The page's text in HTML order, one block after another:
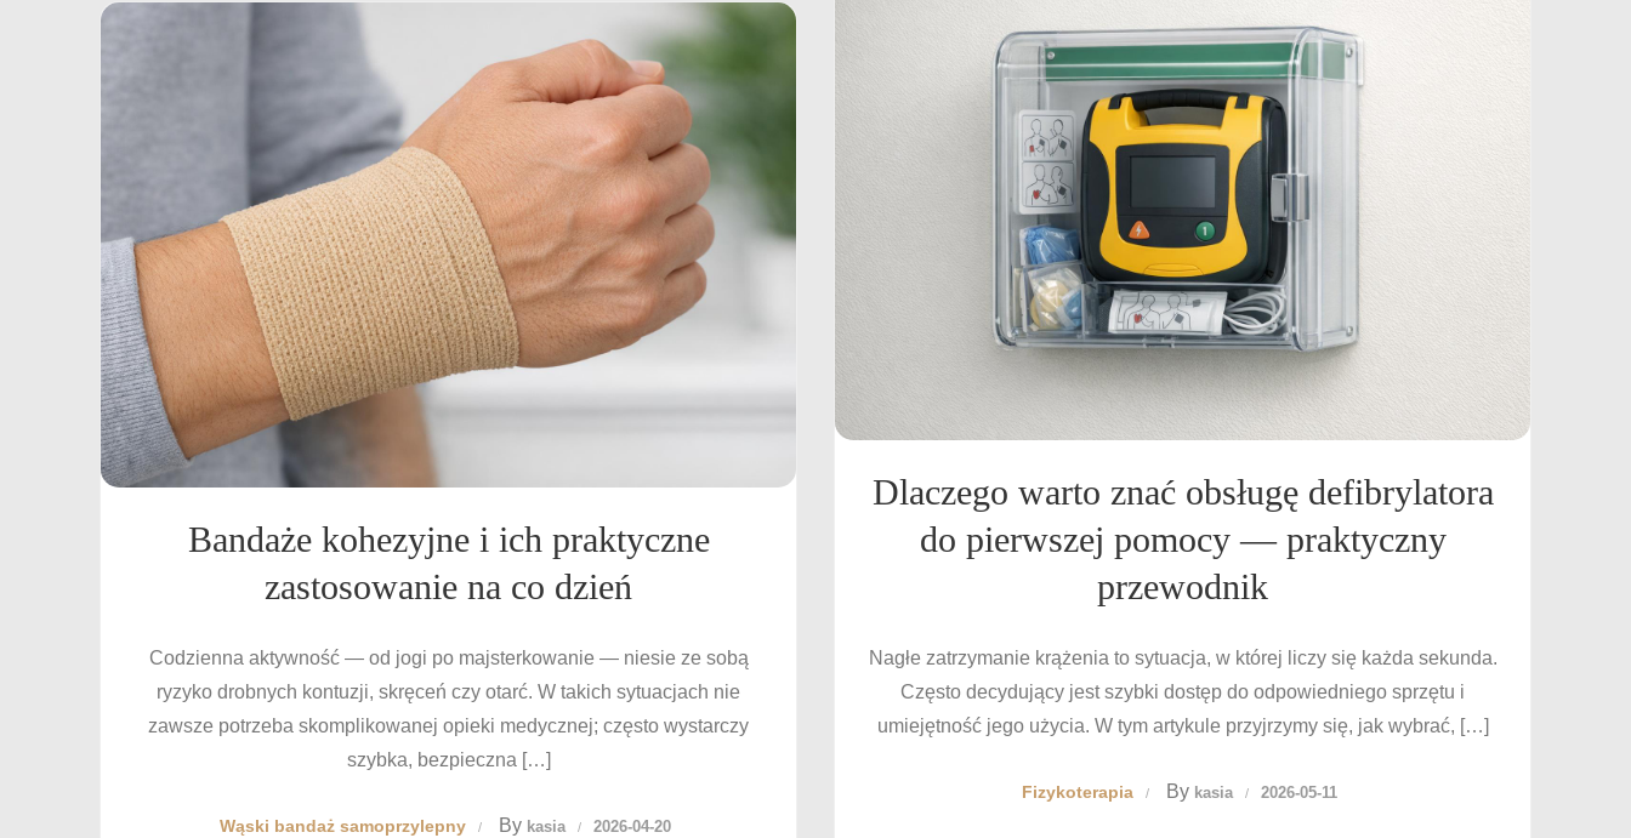
Dlaczego warto znać obsługę defibrylatora
do pierwszej pomocy — praktyczny
przewodnik
Nagłe zatrzymanie krążenia to sytuacja, w której liczy się każda sekunda.
Często decydujący jest szybki dostęp do odpowiedniego sprzętu i
umiejętność jego użycia. W tym artykule przyjrzymy się, jak wybrać, […]
Fizykoterapia By kasia 2026-05-11
Bandaże kohezyjne i ich praktyczne
zastosowanie na co dzień
Codzienna aktywność — od jogi po majsterkowanie — niesie ze sobą
ryzyko drobnych kontuzji, skręceń czy otarć. W takich sytuacjach nie
zawsze potrzeba skomplikowanej opieki medycznej; często wystarczy
szybka, bezpieczna […]
Wąski bandaż samoprzylepny By kasia 2026-04-20